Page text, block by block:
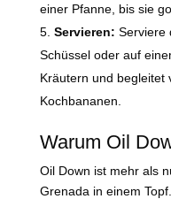
einer Pfanne, bis sie
Servieren: Serviere
Schüssel oder auf
Kräutern und begleitet
Kochbananen.
Warum Oil
Oil Down ist mehr als
Grenada in einem